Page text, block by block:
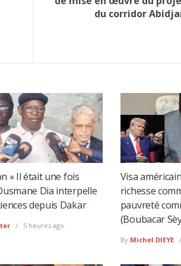
du corridor
« Il était une fois
Dia interpelle
depuis Dakar
5 heures ago
Visa
richesse
pauvreté
(Boubacar
By Michel DIEYE